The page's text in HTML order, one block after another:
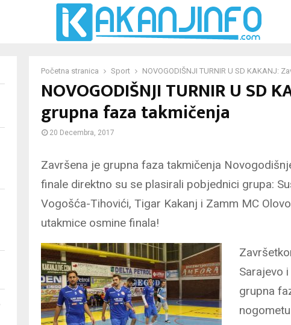
Početna stranica Sport NOVOGODIŠNJI TURNIR U SD KAKANJ:
NOVOGODIŠNJI TURNIR U SD
grupna faza takmičenja
20 Decembra, 2017
Završena je grupna faza takmičenja
finale direktno su se plasirali pobjednici grupa:
Vogošća-Tihovići, Tigar Kakanj i Zamm MC
utakmice osmine finala!
Sarajevo
grupna